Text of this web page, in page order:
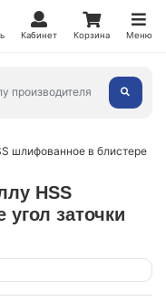
Кабинет Корзина Меню
шлифованное в блистере
HSS
заточки